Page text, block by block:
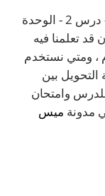
وبذلك يكون قد انتهي درس قياس الكتلة - درس 2 - الوحدة
قد تعلمنا فيه
، ومتي نستخدم
بين
وامتحان
مدونة ميس